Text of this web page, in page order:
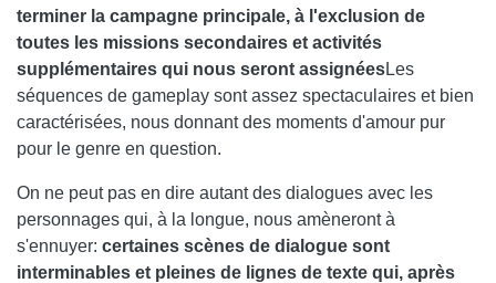
terminer la campagne principale, à l'exclusion de
toutes les missions secondaires et activités
supplémentaires qui nous seront assignéesLes
séquences de gameplay sont assez spectaculaires et bien
caractérisées, nous donnant des moments d'amour pur
pour le genre en question.
On ne peut pas en dire autant des dialogues avec les
personnages qui, à la longue, nous amèneront à
s'ennuyer: certaines scènes de dialogue sont
interminables et pleines de lignes de texte qui, après